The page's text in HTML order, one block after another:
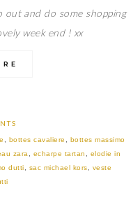
and do some shopping
week end ! xx
bottes cavaliere
bottes massimo
zara echarpe tartan
elodie in
dutti sac michael kors
veste